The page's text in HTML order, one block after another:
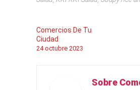
Comercios De Tu
Ciudad
24octubre 2023
Sobre